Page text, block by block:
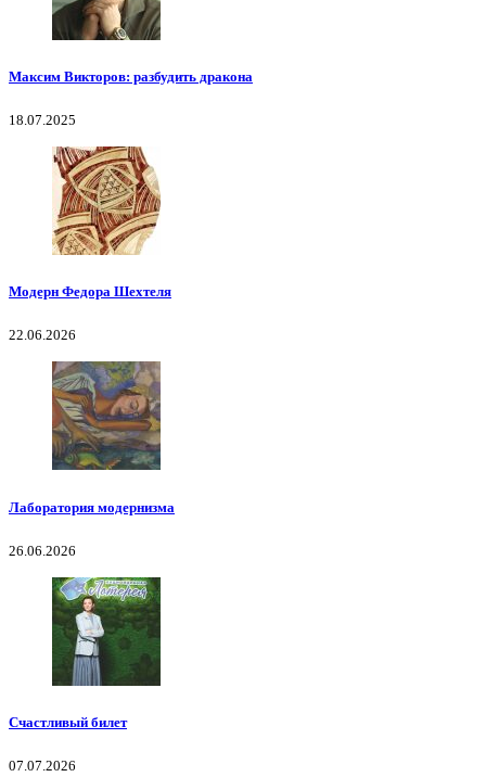
Максим Викторов: разбудить дракона
18.07.2025
Модерн Федора Шехтеля
22.06.2026
Лаборатория модернизма
26.06.2026
Счастливый билет
07.07.2026